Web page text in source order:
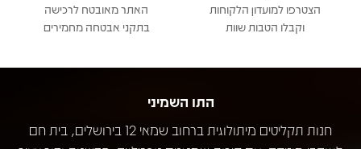
הצטרפו למועדון הלקוחות
וקבלו הטבות שוות
האתר מאובטח לרכישה
בתקני אבטחה מחמירים
התו השמיני
חנות תקליטים מיתולוגית ברחוב שמאי 12 בירושלים, בית חם